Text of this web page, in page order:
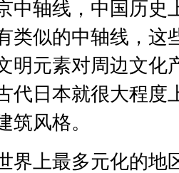
轴线，中国历史
类似的中轴线，这
明元素对周边文化
代日本就很大程度
筑风格。
上最多元化的地